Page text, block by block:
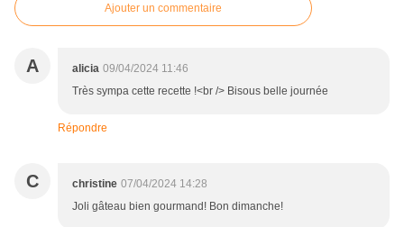
Ajouter un commentaire
A alicia 09/04/2024 11:46
Très sympa cette recette !<br /> Bisous belle journée
Répondre
C christine 07/04/2024 14:28
Joli gâteau bien gourmand! Bon dimanche!